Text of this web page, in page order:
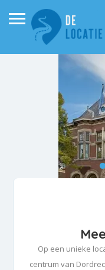
Op een unieke
centrum van